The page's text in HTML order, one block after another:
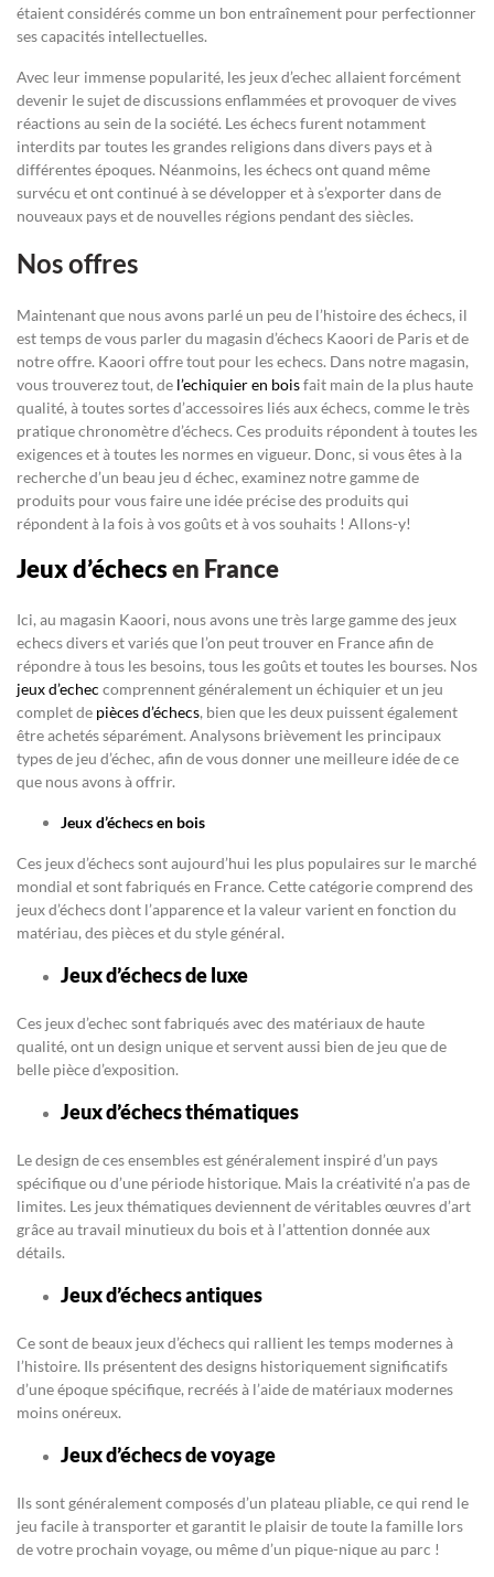
étaient considérés comme un bon entraînement pour perfectionner
ses capacités intellectuelles.
Avec leur immense popularité, les jeux d’echec allaient forcément
devenir le sujet de discussions enflammées et provoquer de vives
réactions au sein de la société. Les échecs furent notamment
interdits par toutes les grandes religions dans divers pays et à
différentes époques. Néanmoins, les échecs ont quand même
survécu et ont continué à se développer et à s’exporter dans de
nouveaux pays et de nouvelles régions pendant des siècles.
Nos offres
Maintenant que nous avons parlé un peu de l’histoire des échecs, il
est temps de vous parler du magasin d’échecs Kaoori de Paris et de
notre offre. Kaoori offre tout pour les echecs. Dans notre magasin,
vous trouverez tout, de l’echiquier en boisfait main de la plus haute
qualité, à toutes sortes d’accessoires liés aux échecs, comme le très
pratique chronomètre d’échecs. Ces produits répondent à toutes les
exigences et à toutes les normes en vigueur. Donc, si vous êtes à la
recherche d’un beau jeu d échec, examinez notre gamme de
produits pour vous faire une idée précise des produits qui
répondent à la fois à vos goûts et à vos souhaits ! Allons-y!
Jeux d’échecsen France
Ici, au magasin Kaoori, nous avons une très large gamme des jeux
echecs divers et variés que l’on peut trouver en France afin de
répondre à tous les besoins, tous les goûts et toutes les bourses. Nos
jeux d’echec comprennent généralement un échiquier et un jeu
complet de pièces d’échecs, bien que les deux puissent également
être achetés séparément. Analysons brièvement les principaux
types de jeu d’échec, afin de vous donner une meilleure idée de ce
que nous avons à offrir.
Jeux d’échecs en bois
Ces jeux d’échecs sont aujourd’hui les plus populaires sur le marché
mondial et sont fabriqués en France. Cette catégorie comprend des
jeux d’échecs dont l’apparence et la valeur varient en fonction du
matériau, des pièces et du style général.
Jeux d’échecs de luxe
Ces jeux d’echec sont fabriqués avec des matériaux de haute
qualité, ont un design unique et servent aussi bien de jeu que de
belle pièce d’exposition.
Jeux d’échecs thématiques
Le design de ces ensembles est généralement inspiré d’un pays
spécifique ou d’une période historique. Mais la créativité n’a pas de
limites. Les jeux thématiques deviennent de véritables œuvres d’art
grâce au travail minutieux du bois et à l’attention donnée aux
détails.
Jeux d’échecs antiques
Ce sont de beaux jeux d’échecs qui rallient les temps modernes à
l’histoire. Ils présentent des designs historiquement significatifs
d’une époque spécifique, recréés à l’aide de matériaux modernes
moins onéreux.
Jeux d’échecs de voyage
Ils sont généralement composés d’un plateau pliable, ce qui rend le
jeu facile à transporter et garantit le plaisir de toute la famille lors
de votre prochain voyage, ou même d’un pique-nique au parc !